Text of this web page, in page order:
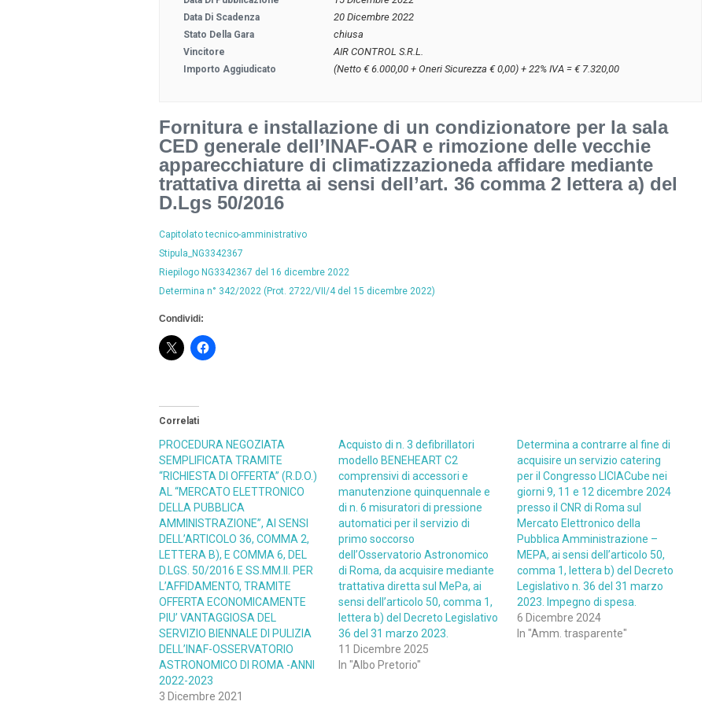
Data Di Scadenza 20 Dicembre 2022
Stato Della Gara chiusa
Vincitore AIR CONTROL S.R.L.
Importo Aggiudicato (Netto € 6.000,00 + Oneri Sicurezza € 0,00) + 22% IVA = € 7.320,00
Fornitura e installazione di un condizionatore per la sala
CED generale dell’INAF-OAR e rimozione delle vecchie
apparecchiature di climatizzazioneda affidare mediante
trattativa diretta ai sensi dell’art. 36 comma 2 lettera a) del
D.Lgs 50/2016
Capitolato tecnico-amministrativo
Stipula_NG3342367
Riepilogo NG3342367 del 16 dicembre 2022
Determina n° 342/2022 (Prot. 2722/VII/4 del 15 dicembre 2022)
Condividi:
Correlati
PROCEDURA NEGOZIATA
SEMPLIFICATA TRAMITE
“RICHIESTA DI OFFERTA” (R.D.O.)
AL “MERCATO ELETTRONICO
DELLA PUBBLICA
AMMINISTRAZIONE”, AI SENSI
DELL’ARTICOLO 36, COMMA 2,
LETTERA B), E COMMA 6, DEL
D.LGS. 50/2016 E SS.MM.II. PER
L’AFFIDAMENTO, TRAMITE
OFFERTA ECONOMICAMENTE
PIU’ VANTAGGIOSA DEL
SERVIZIO BIENNALE DI PULIZIA
DELL’INAF-OSSERVATORIO
ASTRONOMICO DI ROMA -ANNI
2022-2023
3 Dicembre 2021
Acquisto di n. 3 defibrillatori
modello BENEHEART C2
comprensivi di accessori e
manutenzione quinquennale e
di n. 6 misuratori di pressione
automatici per il servizio di
primo soccorso
dell’Osservatorio Astronomico
di Roma, da acquisire mediante
trattativa diretta sul MePa, ai
sensi dell’articolo 50, comma 1,
lettera b) del Decreto Legislativo
36 del 31 marzo 2023.
11 Dicembre 2025
In "Albo Pretorio"
Determina a contrarre al fine di
acquisire un servizio catering
per il Congresso LICIACube nei
giorni 9, 11 e 12 dicembre 2024
presso il CNR di Roma sul
Mercato Elettronico della
Pubblica Amministrazione –
MEPA, ai sensi dell’articolo 50,
comma 1, lettera b) del Decreto
Legislativo n. 36 del 31 marzo
2023. Impegno di spesa.
6 Dicembre 2024
In "Amm. trasparente"